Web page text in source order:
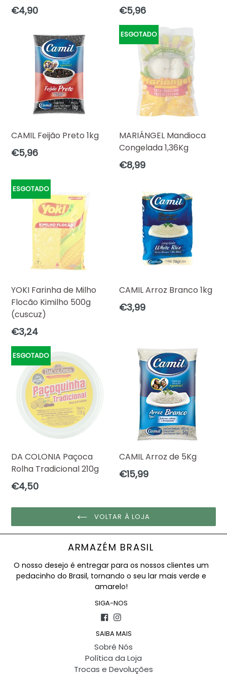
Preço
€4,90
Preço
€5,96
CAMIL Feijão Preto 1kg
Preço
€5,96
ESGOTADO
MARIÁNGEL Mandioca
Congelada 1,36Kg
Preço
€8,99
ESGOTADO
YOKI Farinha de Milho
Flocão Kimilho 500g
(cuscuz)
Preço
€3,24
CAMIL Arroz Branco 1kg
Preço
€3,99
ESGOTADO
DA COLONIA Paçoca
Rolha Tradicional 210g
Preço
€4,50
CAMIL Arroz de 5Kg
Preço
€15,99
VOLTAR À LOJA
ARMAZÉM BRASIL
O nosso desejo é entregar para os nossos clientes um
pedacinho do Brasil, tornando o seu lar mais verde e
amarelo!
SIGA-NOS
Facebook
Instagram
SAIBA MAIS
Sobré Nós
Política da Loja
Trocas e Devoluções